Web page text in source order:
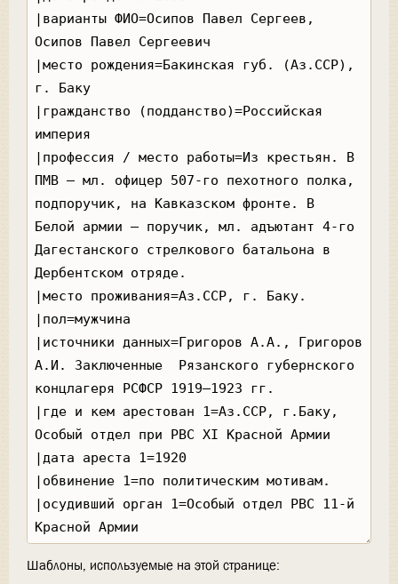
Шаблоны, используемые на этой странице: